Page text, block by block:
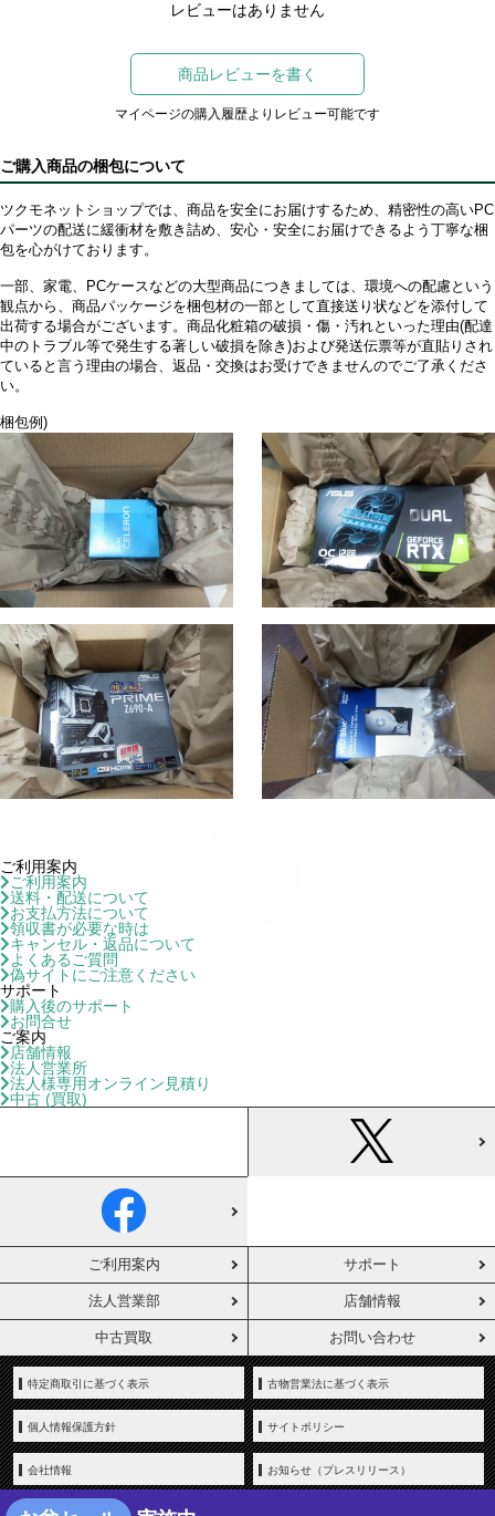
レビューはありません
商品レビューを書く
マイページの購入履歴よりレビュー可能です
ご購入商品の梱包について
ツクモネットショップでは、商品を安全にお届けするため、精密性の高いPC
パーツの配送に緩衝材を敷き詰め、安心・安全にお届けできるよう丁寧な梱
包を心がけております。
一部、家電、PCケースなどの大型商品につきましては、環境への配慮という
観点から、商品パッケージを梱包材の一部として直接送り状などを添付して
出荷する場合がございます。商品化粧箱の破損・傷・汚れといった理由(配達
中のトラブル等で発生する著しい破損を除き)および発送伝票等が直貼りされ
ていると言う理由の場合、返品・交換はお受けできませんのでご了承くださ
い。
梱包例)
ご利用案内
ご利用案内
送料・配送について
お支払方法について
領収書が必要な時は
キャンセル・返品について
よくあるご質問
偽サイトにご注意ください
サポート
購入後のサポート
お問合せ
ご案内
店舗情報
法人営業所
法人様専用オンライン見積り
中古 (買取)
ご利用案内 サポート
法人営業部 店舗情報
中古買取 お問い合わせ
特定商取引に基づく表示 古物営業法に基づく表示
個人情報保護方針 サイトポリシー
会社情報 お知らせ（プレスリリース）